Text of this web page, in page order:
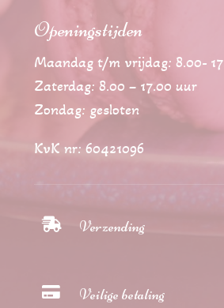
Openingstijden
Maandag t/m vrijdag: 8.00-
Zaterdag: 8.00 – 17.00 uur
Zondag: gesloten
KvK nr: 60421096
 Verzending
 Veilige betaling